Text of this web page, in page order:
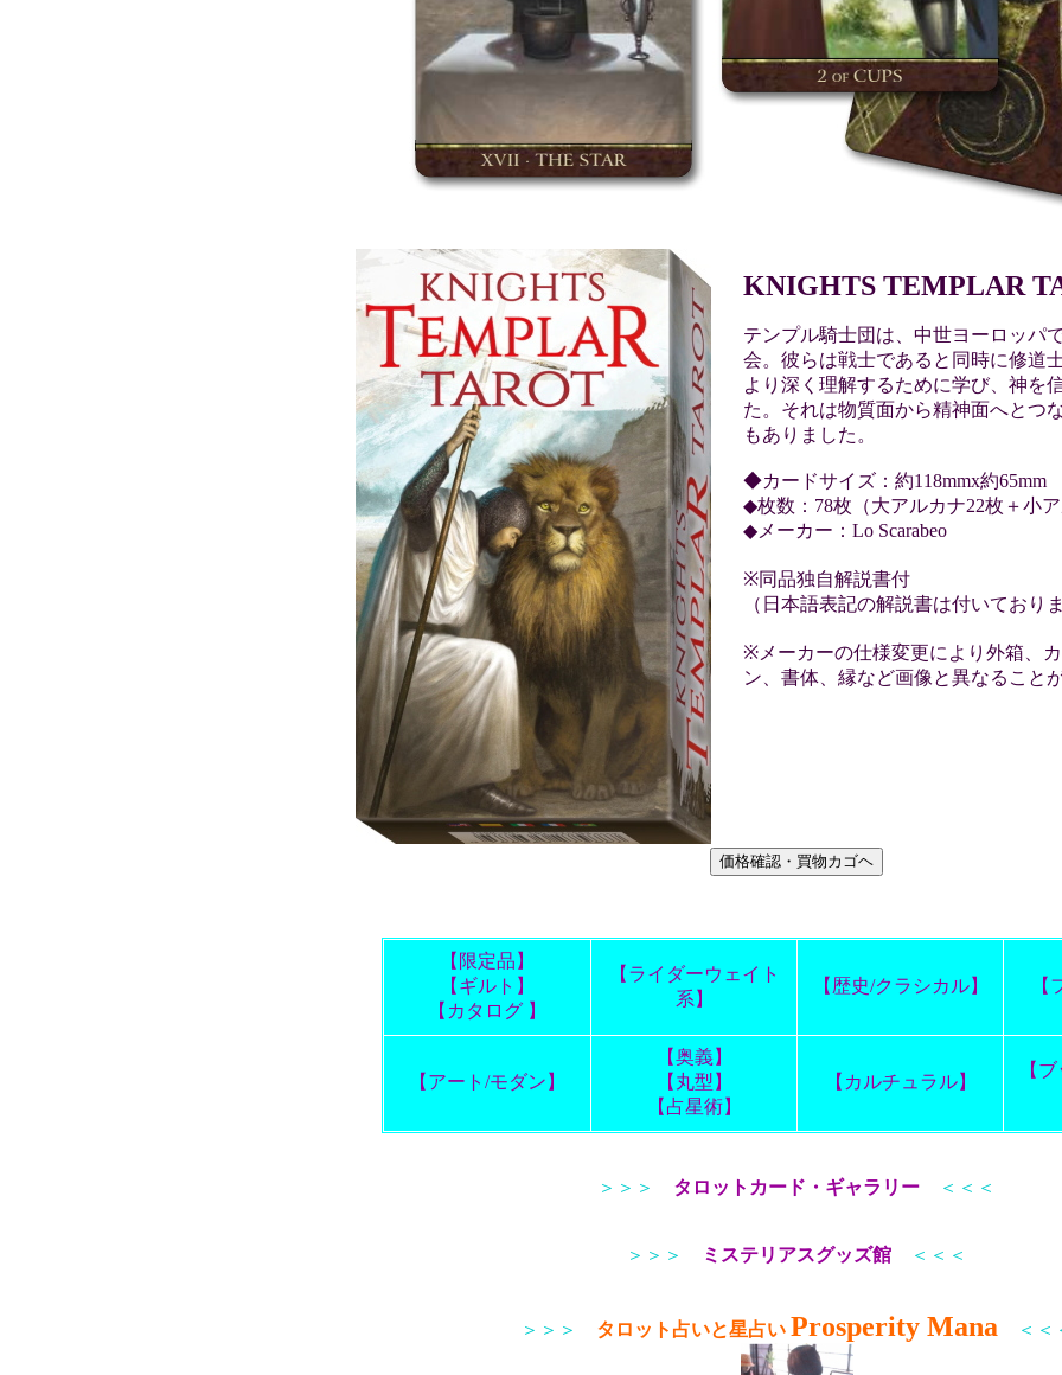
KNIGHTS TEMPLAR
テンプル騎士団は、中世ヨーロッパ
会。彼らは戦士であると同時に修道
より深く理解するために学び、神を
た。それは物質面から精神面へとつ
もありました。
◆カードサイズ：約118mmx約65mm
◆枚数：78枚（大アルカナ22枚＋小
◆メーカー：Lo Scarabeo
※同品独自解説書付
（日本語表記の解説書は付いており
※メーカーの仕様変更により外箱、
ン、書体、縁など画像と異なること
【限定品】
【ギルト】
【カタログ 】
【ライダーウェイト
系】
【歴史/クラシカル】 【
【アート/モダン】
【奥義】
【丸型】
【占星術】
【カルチュラル】
【
＞＞＞ タロットカード・ギャラリー ＜＜＜
＞＞＞ ミステリアスグッズ館 ＜＜＜
＞＞＞ タロット占いと星占い Prosperity Mana ＜＜